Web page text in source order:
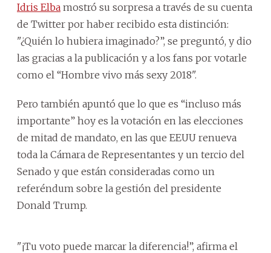
Idris Elba mostró su sorpresa a través de su cuenta
de Twitter por haber recibido esta distinción:
"¿Quién lo hubiera imaginado?”, se preguntó, y dio
las gracias a la publicación y a los fans por votarle
como el “Hombre vivo más sexy 2018".
Pero también apuntó que lo que es “incluso más
importante” hoy es la votación en las elecciones
de mitad de mandato, en las que EEUU renueva
toda la Cámara de Representantes y un tercio del
Senado y que están consideradas como un
referéndum sobre la gestión del presidente
Donald Trump.
"¡Tu voto puede marcar la diferencia!”, afirma el